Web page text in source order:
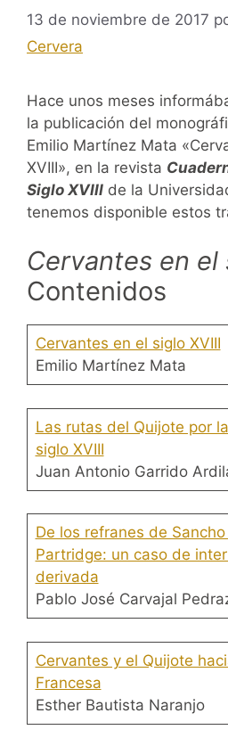
13 de noviembre de 2017
Cervera
Hace unos meses
la publicación del
Emilio Martínez Mata
XVIII», en la revista
Siglo XVIII de la
tenemos disponible estos
Cervantes en el
Contenidos
Cervantes en el siglo XVIII
Emilio Martínez Mata
Las rutas del Quijote por
siglo XVIII
Juan Antonio Garrido
De los refranes de
Partridge: un caso de
derivada
Pablo José Carvajal
Cervantes y el Quijote
Francesa
Esther Bautista Naranjo